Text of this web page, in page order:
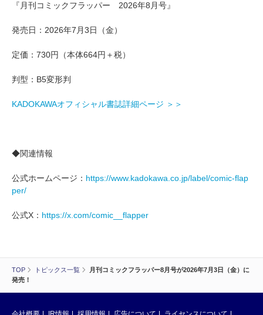
TOP トピックス一覧
月刊コミックフラッパー8月号が2026年7月3日（金）に
発売！
『月刊コミックフラッパー 2026年8月号』
発売日：2026年7月3日（金）
定価：730円（本体664円＋税）
判型：B5変形判
KADOKAWAオフィシャル書誌詳細ページ ＞＞
◆関連情報
公式ホームページ： https://www.kadokawa.co.jp/label/comic-flap
per/
公式X： https://x.com/comic__flapper